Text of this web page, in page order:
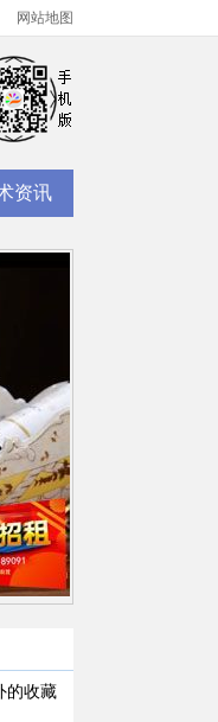
网站地图
资讯
的收藏